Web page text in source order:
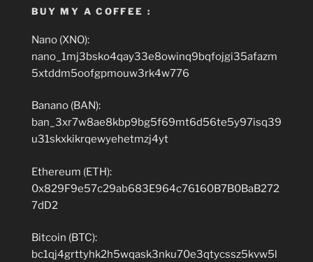
BUY MY A COFFEE :
Nano (XNO):
nano_1mj3bsko4qay33e8owinq9bqfojgi35afazm
5xtddm5oofgpmouw3rk4w776
Banano (BAN):
ban_3xr7w8ae8kbp9bg5f69mt6d56te5y97isq39
u31skxkikrqewyehetmzj4yt
Ethereum (ETH):
0x829F9e57c29ab683E964c76160B7B0BaB272
7dD2
Bitcoin (BTC):
bc1qj4grttyhk2h5wqask3nku70e3qtycssz5kvw5l